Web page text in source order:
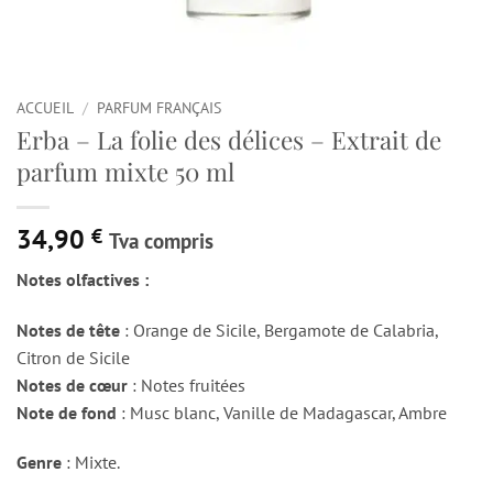
ACCUEIL / PARFUM FRANÇAIS
Erba – La folie des délices – Extrait de
parfum mixte 50 ml
34,90 € Tva compris
Notes olfactives :
Notes de tête : Orange de Sicile, Bergamote de Calabria,
Citron de Sicile
Notes de cœur : Notes fruitées
Note de fond : Musc blanc, Vanille de Madagascar, Ambre
Genre : Mixte.